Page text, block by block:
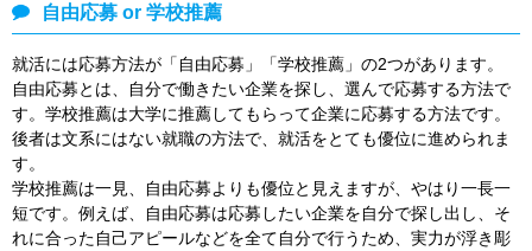
自由応募 or 学校推薦
就活には応募方法が「自由応募」「学校推薦」の2つがあります。
自由応募とは、自分で働きたい企業を探し、選んで応募する方法で
す。学校推薦は大学に推薦してもらって企業に応募する方法です。
後者は文系にはない就職の方法で、就活をとても優位に進められま
す。
学校推薦は一見、自由応募よりも優位と見えますが、やはり一長一
短です。例えば、自由応募は応募したい企業を自分で探し出し、そ
れに合った自己アピールなどを全て自分で行うため、実力が浮き彫